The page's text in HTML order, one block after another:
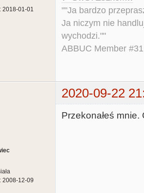
2018-01-01
""Ja bardzo
Ja niczym nie
wychodzi.""
ABBUC Member
2020-09-22
2008-12-09
Przekonałeś